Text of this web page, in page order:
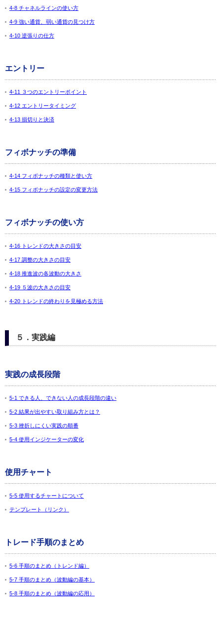
4-8 チャネルラインの使い方
4-9 強い通貨、弱い通貨の見つけ方
4-10 逆張りの仕方
エントリー
4-11 ３つのエントリーポイント
4-12 エントリータイミング
4-13 損切りと決済
フィボナッチの準備
4-14 フィボナッチの種類と使い方
4-15 フィボナッチの設定の変更方法
フィボナッチの使い方
4-16 トレンドの大きさの目安
4-17 調整の大きさの目安
4-18 推進波の各波動の大きさ
4-19 ５波の大きさの目安
4-20 トレンドの終わりを見極める方法
５．実践編
実践の成長段階
5-1 できる人、できない人の成長段階の違い
5-2 結果が出やすい取り組み方とは？
5-3 挫折しにくい実践の順番
5-4 使用インジケーターの変化
使用チャート
5-5 使用するチャートについて
テンプレート（リンク）
トレード手順のまとめ
5-6 手順のまとめ（トレンド編）
5-7 手順のまとめ（波動編の基本）
5-8 手順のまとめ（波動編の応用）